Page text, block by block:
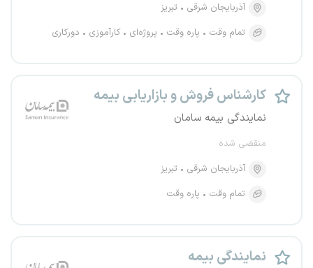
آذربایجان شرقی
تبریز
تمام وقت
پاره وقت پروژه‌ای کارآموزی دورکاری
کارشناس فروش و بازاریابی بیمه
نمایندگی بیمه سامان
منقضی شده
آذربایجان شرقی
تبریز
تمام وقت
پاره وقت
نمایندگی بیمه